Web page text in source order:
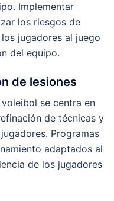
Implementar
los riesgos de
jugadores al juego
del equipo.
de lesiones
se centra en
de técnicas y
Programas
adaptados al
de los jugadores